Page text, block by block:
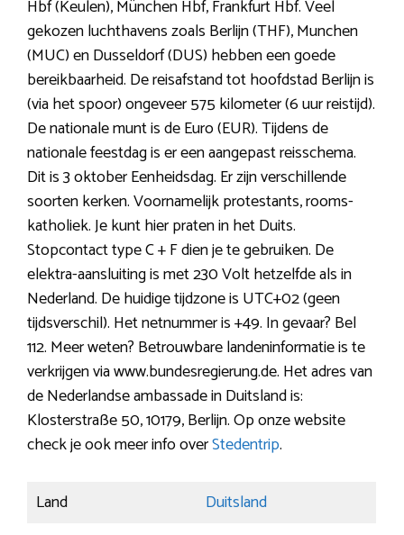
Hbf (Keulen), München Hbf, Frankfurt Hbf. Veel
gekozen luchthavens zoals Berlijn (THF), Munchen
(MUC) en Dusseldorf (DUS) hebben een goede
bereikbaarheid. De reisafstand tot hoofdstad Berlijn is
(via het spoor) ongeveer 575 kilometer (6 uur reistijd).
De nationale munt is de Euro (EUR). Tijdens de
nationale feestdag is er een aangepast reisschema.
Dit is 3 oktober Eenheidsdag. Er zijn verschillende
soorten kerken. Voornamelijk protestants, rooms-
katholiek. Je kunt hier praten in het Duits.
Stopcontact type C + F dien je te gebruiken. De
elektra-aansluiting is met 230 Volt hetzelfde als in
Nederland. De huidige tijdzone is UTC+02 (geen
tijdsverschil). Het netnummer is +49. In gevaar? Bel
112. Meer weten? Betrouwbare landeninformatie is te
verkrijgen via www.bundesregierung.de. Het adres van
de Nederlandse ambassade in Duitsland is:
Klosterstraße 50, 10179, Berlijn. Op onze website
check je ook meer info overStedentrip.
Land
Duitsland